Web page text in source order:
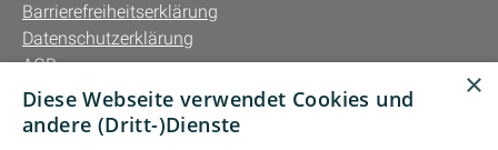
Barrierefreiheitserklärung
Datenschutzerklärung
AGB
Unsere Bereiche
×
Diese Webseite verwendet Cookies und
andere (Dritt-)Dienste